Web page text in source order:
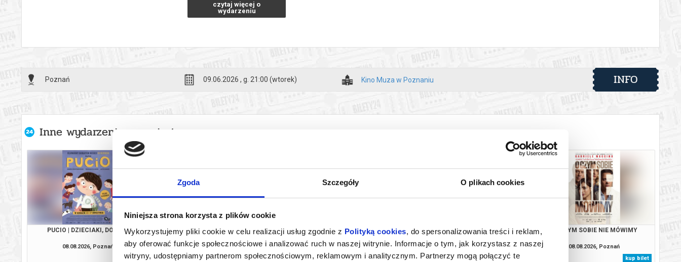
Zgoda Szczegóły O plikach cookies
Niniejsza strona korzysta z plików cookie
Wykorzystujemy pliki cookie w celu realizacji usług zgodnie z Polityką cookies, do spersonalizowania treści i reklam,
aby oferować funkcje społecznościowe i analizować ruch w naszej witrynie. Informacje o tym, jak korzystasz z naszej
witryny, udostępniamy partnerom społecznościowym, reklamowym i analitycznym. Partnerzy mogą połączyć te
czytaj więcej o
wydarzeniu
Poznań 09.06.2026 , g. 21:00 (wtorek) Kino Muza w Poznaniu INFO
Inne wydarzenia organizatora
PUCIO | DZIECIAKI, DO KINA!
08.08.2026, Poznań
kup bilet
CHŁOPIEC NA KRAŃCACH ŚWIATA |
DZIECIAKI, DO KINA!
08.08.2026, Poznań
kup bilet
GÓRA MOCY | DZIECIAKI, DO KINA!
08.08.2026, Poznań
kup bilet
KUMOTRY
08.08.2026, Poznań
kup bilet
O CZYM SOBIE NIE MÓWIMY
08.08.2026, Poznań
kup bilet